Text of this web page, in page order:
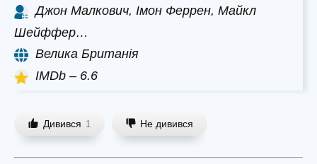
Джон Малкович, Імон Феррен, Майкл
Шейффер…
Велика Британія
IMDb – 6.6
Дивився 1 Не дивився